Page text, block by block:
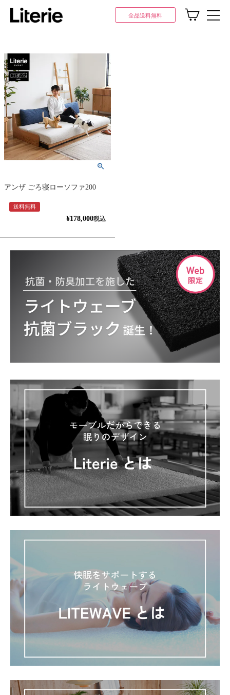
全品送料無料
アンザ ごろ寝ローソファ200
送料無料
¥178,000税込